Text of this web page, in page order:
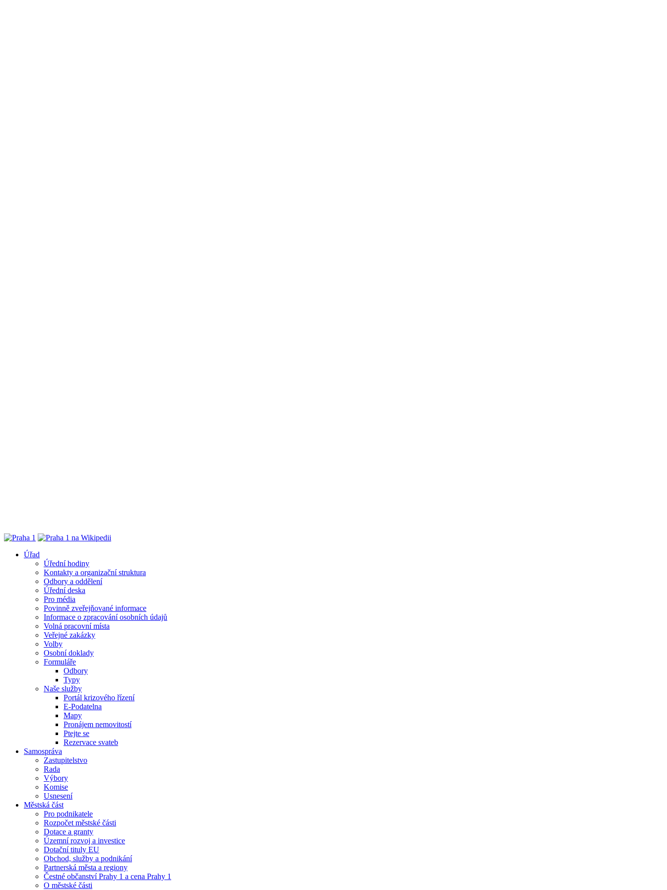
Úřad
Úřední hodiny
Kontakty a organizační struktura
Odbory a oddělení
Úřední deska
Pro média
Povinně zveřejňované informace
Informace o zpracování osobních údajů
Volná pracovní místa
Veřejné zakázky
Volby
Osobní doklady
Formuláře
Odbory
Typy
Naše služby
Portál krizového řízení
E-Podatelna
Mapy
Pronájem nemovitostí
Ptejte se
Rezervace svateb
Samospráva
Zastupitelstvo
Rada
Výbory
Komise
Usnesení
Městská část
Pro podnikatele
Rozpočet městské části
Dotace a granty
Územní rozvoj a investice
Dotační tituly EU
Obchod, služby a podnikání
Partnerská města a regiony
Čestné občanství Prahy 1 a cena Prahy 1
O městské části